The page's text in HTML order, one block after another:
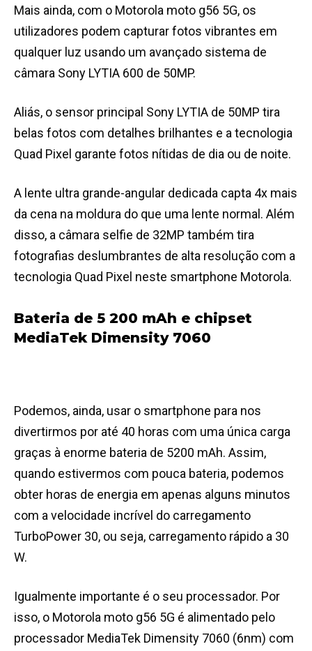
Mais ainda, com o Motorola moto g56 5G, os
utilizadores podem capturar fotos vibrantes em
qualquer luz usando um avançado sistema de
câmara Sony LYTIA 600 de 50MP.
Aliás, o sensor principal Sony LYTIA de 50MP tira
belas fotos com detalhes brilhantes e a tecnologia
Quad Pixel garante fotos nítidas de dia ou de noite.
A lente ultra grande-angular dedicada capta 4x mais
da cena na moldura do que uma lente normal. Além
disso, a câmara selfie de 32MP também tira
fotografias deslumbrantes de alta resolução com a
tecnologia Quad Pixel neste smartphone Motorola.
Bateria de 5 200 mAh e chipset
MediaTek Dimensity 7060
Podemos, ainda, usar o smartphone para nos
divertirmos por até 40 horas com uma única carga
graças à enorme bateria de 5200 mAh. Assim,
quando estivermos com pouca bateria, podemos
obter horas de energia em apenas alguns minutos
com a velocidade incrível do carregamento
TurboPower 30, ou seja, carregamento rápido a 30
W.
Igualmente importante é o seu processador. Por
isso, o Motorola moto g56 5G é alimentado pelo
processador MediaTek Dimensity 7060 (6nm) com